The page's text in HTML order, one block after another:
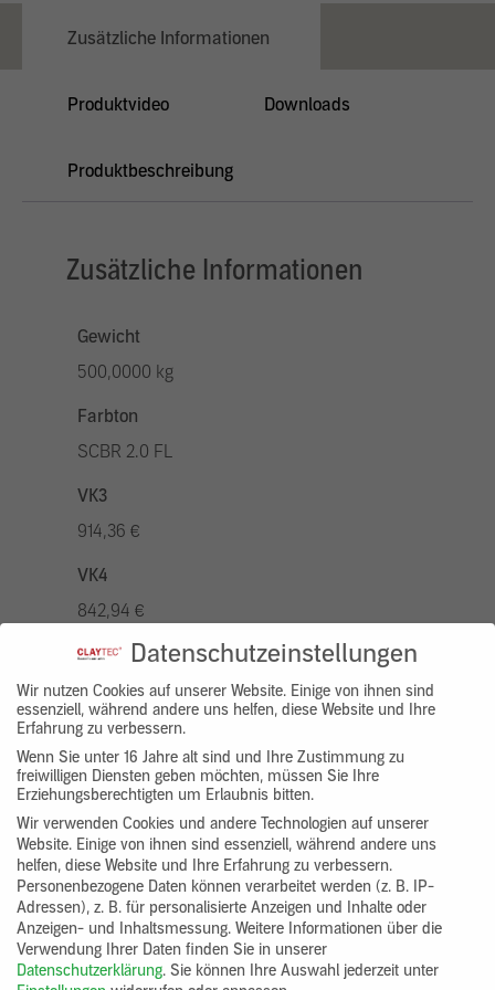
Zusätzliche Informationen
Produktvideo Downloads
Produktbeschreibung
Zusätzliche Informationen
Gewicht
500,0000 kg
Farbton
SCBR 2.0 FL
VK3
914,36 €
VK4
842,94 €
VK5
1042,96 €
VK7
785,77 €
Gruppenprodukt
yosima_designputz_bigb
Datenschutzeinstellungen
Wir nutzen Cookies auf unserer Website. Einige von ihnen sind
essenziell, während andere uns helfen, diese Website und Ihre
Erfahrung zu verbessern.
Wenn Sie unter 16 Jahre alt sind und Ihre Zustimmung zu
freiwilligen Diensten geben möchten, müssen Sie Ihre
Erziehungsberechtigten um Erlaubnis bitten.
Wir verwenden Cookies und andere Technologien auf unserer
Website. Einige von ihnen sind essenziell, während andere uns
helfen, diese Website und Ihre Erfahrung zu verbessern.
Personenbezogene Daten können verarbeitet werden (z. B. IP-
Adressen), z. B. für personalisierte Anzeigen und Inhalte oder
Anzeigen- und Inhaltsmessung. Weitere Informationen über die
Verwendung Ihrer Daten finden Sie in unserer
Datenschutzerklärung. Sie können Ihre Auswahl jederzeit unter